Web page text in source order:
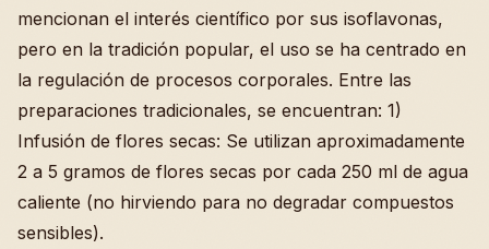
mencionan el interés científico por sus isoflavonas,
pero en la tradición popular, el uso se ha centrado en
la regulación de procesos corporales. Entre las
preparaciones tradicionales, se encuentran: 1)
Infusión de flores secas: Se utilizan aproximadamente
2 a 5 gramos de flores secas por cada 250 ml de agua
caliente (no hirviendo para no degradar compuestos
sensibles).